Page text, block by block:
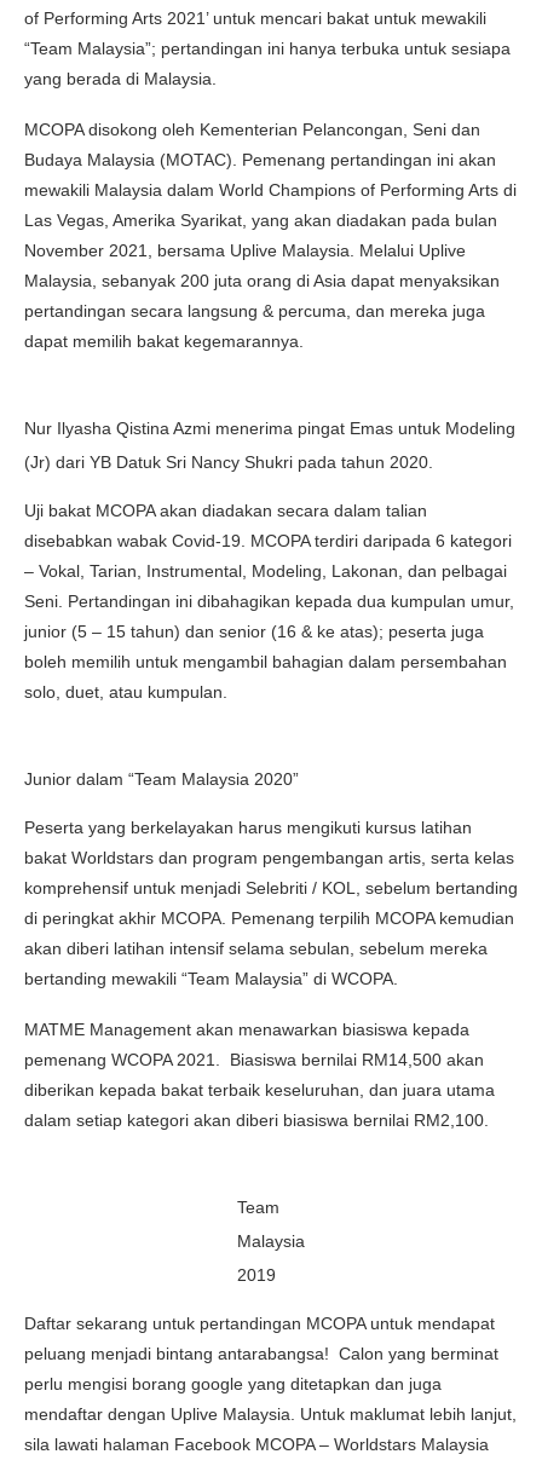
of Performing Arts 2021’ untuk mencari bakat untuk mewakili
“Team Malaysia”; pertandingan ini hanya terbuka untuk sesiapa
yang berada di Malaysia.
MCOPA disokong oleh Kementerian Pelancongan, Seni dan
Budaya Malaysia (MOTAC). Pemenang pertandingan ini akan
mewakili Malaysia dalam World Champions of Performing Arts di
Las Vegas, Amerika Syarikat, yang akan diadakan pada bulan
November 2021, bersama Uplive Malaysia. Melalui Uplive
Malaysia, sebanyak 200 juta orang di Asia dapat menyaksikan
pertandingan secara langsung & percuma, dan mereka juga
dapat memilih bakat kegemarannya.
Nur Ilyasha Qistina Azmi menerima pingat Emas untuk Modeling
(Jr) dari YB Datuk Sri Nancy Shukri pada tahun 2020.
Uji bakat MCOPA akan diadakan secara dalam talian
disebabkan wabak Covid-19. MCOPA terdiri daripada 6 kategori
– Vokal, Tarian, Instrumental, Modeling, Lakonan, dan pelbagai
Seni. Pertandingan ini dibahagikan kepada dua kumpulan umur,
junior (5 – 15 tahun) dan senior (16 & ke atas); peserta juga
boleh memilih untuk mengambil bahagian dalam persembahan
solo, duet, atau kumpulan.
Junior dalam “Team Malaysia 2020”
Peserta yang berkelayakan harus mengikuti kursus latihan
bakat Worldstars dan program pengembangan artis, serta kelas
komprehensif untuk menjadi Selebriti / KOL, sebelum bertanding
di peringkat akhir MCOPA. Pemenang terpilih MCOPA kemudian
akan diberi latihan intensif selama sebulan, sebelum mereka
bertanding mewakili “Team Malaysia” di WCOPA.
MATME Management akan menawarkan biasiswa kepada
pemenang WCOPA 2021. Biasiswa bernilai RM14,500 akan
diberikan kepada bakat terbaik keseluruhan, dan juara utama
dalam setiap kategori akan diberi biasiswa bernilai RM2,100.
Team
Malaysia
2019
Daftar sekarang untuk pertandingan MCOPA untuk mendapat
peluang menjadi bintang antarabangsa! Calon yang berminat
perlu mengisi borang google yang ditetapkan dan juga
mendaftar dengan Uplive Malaysia. Untuk maklumat lebih lanjut,
sila lawati halaman Facebook MCOPA – Worldstars Malaysia